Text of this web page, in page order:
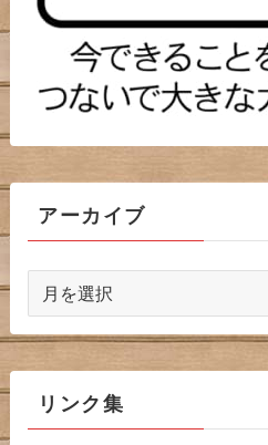
アーカイブ
カ
ブリンク集